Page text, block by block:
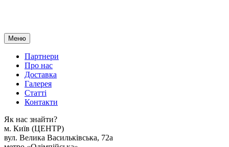
Меню
Партнери
Про нас
Доставка
Галерея
Статтi
Контакти
Як наc знайти?
м. Киïв (ЦЕНТР)
вул. Велика Васильківська, 72а